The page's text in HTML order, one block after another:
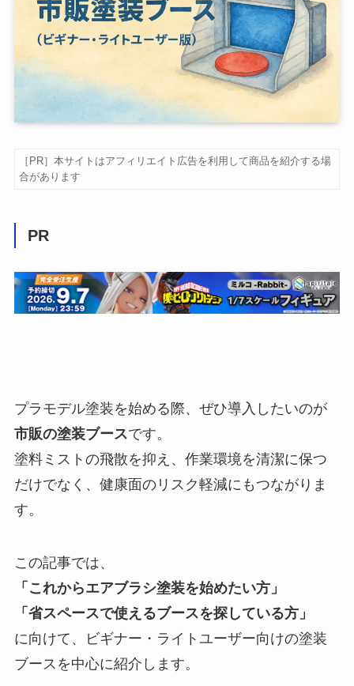
［PR］本サイトはアフィリエイト広告を利用して商品を紹介する場
合があります
PR
プラモデル塗装を始める際、ぜひ導入したいのが
市販の塗装ブースです。
塗料ミストの飛散を抑え、作業環境を清潔に保つ
だけでなく、健康面のリスク軽減にもつながりま
す。
この記事では、
「これからエアブラシ塗装を始めたい方」
「省スペースで使えるブースを探している方」
に向けて、ビギナー・ライトユーザー向けの塗装
ブースを中心に紹介します。